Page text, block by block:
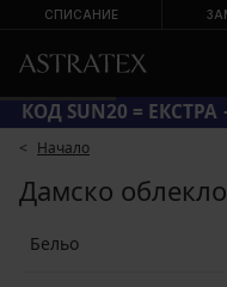
СПИСАНИЕ
КОД SUN20 =
Начало
Дамско
Бельо